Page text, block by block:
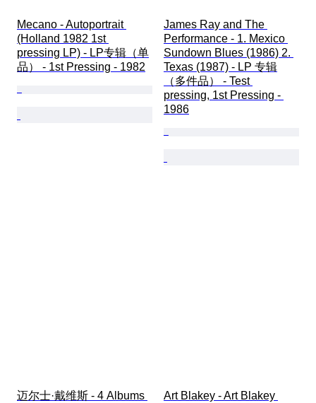
Mecano - Autoportrait
(Holland 1982 1st
pressing LP) - LP专辑（单
品） - 1st Pressing - 1982
James Ray and The
Performance - 1. Mexico
Sundown Blues (1986) 2.
Texas (1987) - LP 专辑
（多件品） - Test
pressing, 1st Pressing -
1986
迈尔士·戴维斯 - 4 Albums
Art Blakey - Art Blakey